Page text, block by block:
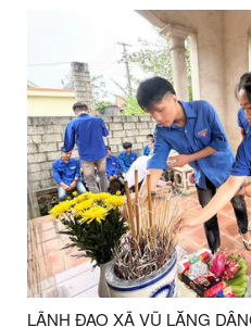
TRUNG ƯƠNG ĐẢNG KHÓA
LÃNH ĐẠO XÃ VŨ LĂNG